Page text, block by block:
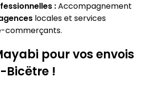
:Accompagnement
locales et services
commerçants.
pour vos envois
Bicëtre !